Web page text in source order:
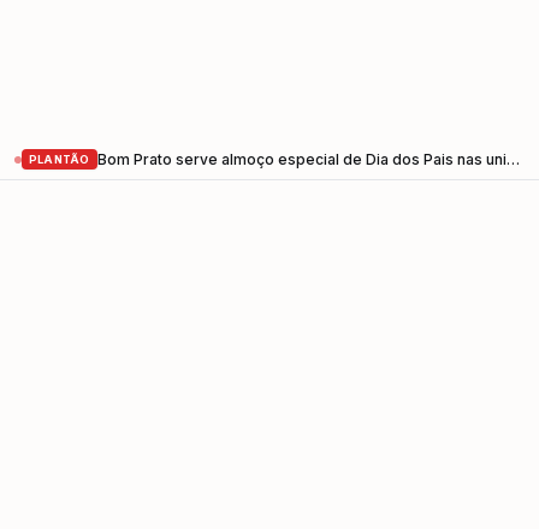
PLANTÃO Bom Prato serve almoço especial de Dia dos Pais nas unidades do Vale do Paraíba nesta sexta-feira (7)